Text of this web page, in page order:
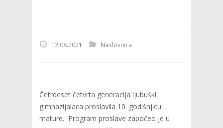
12.08.2021 Naslovnica
Četrdeset četvrta generacija ljubuški
gimnazijalaca proslavila 10. godišnjicu
mature. Program proslave započeo je u